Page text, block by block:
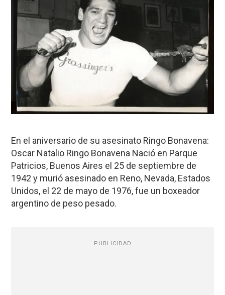
En el aniversario de su asesinato Ringo Bonavena:
Oscar Natalio Ringo Bonavena Nació en Parque
Patricios, Buenos Aires el 25 de septiembre de
1942 y murió asesinado en Reno, Nevada, Estados
Unidos, el 22 de mayo de 1976, fue un boxeador
argentino de peso pesado.
PUBLICIDAD